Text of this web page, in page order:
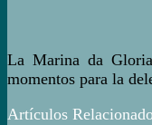
La Marina da
momentos para la
Artículos